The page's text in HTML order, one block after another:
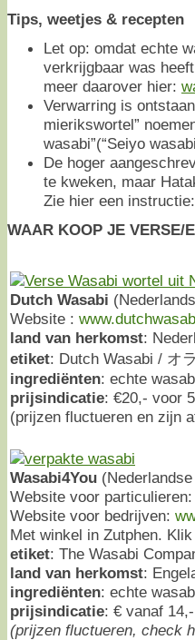
Tips, weetjes & recepten
Let op: omdat echte
verkrijgbaar was
meer daarover hier:
Verwarring is
mierikswortel”
wasabi”(“Seiyo
De hoger
te kweken, maar
Zie hier een instructie:
WAAR KOOP JE VERSE/
Dutch Wasabi
Website :
land van herkomst:
etiket: Dutch Wasabi / オ
ingrediënten: echte
prijsindicatie: €20,- voor
(prijzen fluctueren en zijn
Wasabi4You
Website voor particulieren:
Website voor bedrijven:
Met winkel in Zutphen.
etiket: The Wasabi
land van herkomst:
ingrediënten: echte
prijsindicatie: € vanaf
(prijzen fluctueren, check